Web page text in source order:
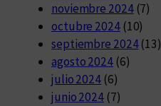
noviembre 2024(7)
octubre 2024(10)
septiembre 2024(13)
agosto 2024(6)
julio 2024 (6)
junio 2024 (7)